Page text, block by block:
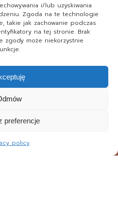
i/lub uzyskiwania
Zgoda na te technologie
takie jak zachowanie podczas
na tej stronie. Brak
zgody może niekorzystnie
preferencje
policy